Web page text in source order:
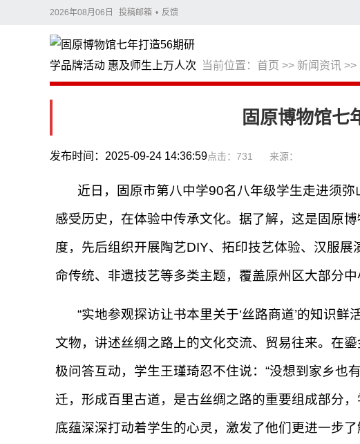
2026年08月06日 投稿邮箱 • 反馈
当前位置： 首页 >> 新闻资讯 >>
固原博物馆七
点击：731
发布时间：2025-09-24 14:36:59 来源：
近日，固原市第八中学90名八年级学生走进须
感受历史，在体验中传承文化。据了解，这是固原
度，先后组织开展陶艺DIY、拓印技艺体验、汉服
命传统、非遗技艺等多类主题，覆盖原州区大部分
“实地参观探访让书本里关于‘丝路商道’的知识
文物，讲述丝绸之路上的文化交流、贸易往来。在
极问答互动，学生王瑾琦忍不住说：“没想到家乡也
迁，形成百里古道，是古丝绸之路的重要组成部分
底蕴深深打动着学生的心灵，激发了他们更进一步了